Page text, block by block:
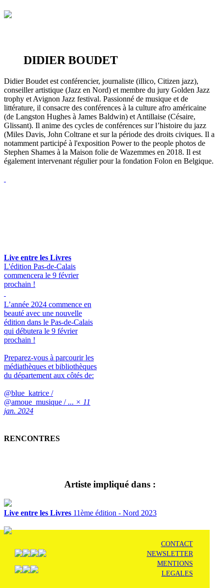
DIDIER BOUDET
Didier Boudet est conférencier, journaliste (illico, Citizen jazz),
conseiller artistique (Jazz en Nord) et membre du jury Golden Jazz
trophy et Avignon Jazz festival. Passionné de musique et de
littérature, il consacre des conférences à la culture afro américaine
(de Langston Hughes à James Baldwin) et Antillaise (Césaire,
Glissant). Il anime des cycles de conférences sur l’histoire du jazz
(Miles Davis, John Coltrane et sur la période des droits civiques. Il a
notamment participé à l'exposition Power to the people photos de
Stephen Shames à la Maison folie de Wazemmes en 2018. Il est
également intervenant régulier pour la fondation Folon en Belgique.
Live entre les Livres
L'édition Pas-de-Calais
commencera le 9 février
prochain !
L’année 2024 commence en
beauté avec une nouvelle
édition dans le Pas-de-Calais
qui débutera le 9 février
prochain !
Preparez-vous à parcourir les
médiathèques et bibliothèques
du département aux côtés de:
@blue_katrice /
@amoue_musique / ... × 11
jan. 2024
RENCONTRES
Artiste impliqué dans :
Live entre les Livres 11ème édition - Nord 2023
CONTACT
NEWSLETTER
MENTIONS
LEGALES